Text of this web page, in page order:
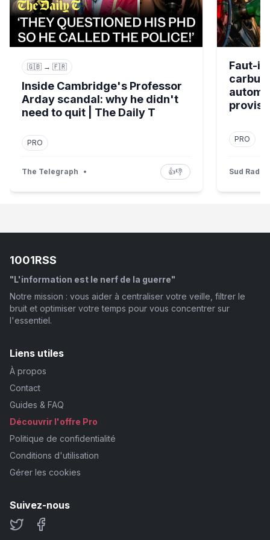
🇬🇧 → 🇫🇷
Inside Cambridge's Professor
Arday scandal: why he didn't
need to quit | The Daily T
PRO
The Telegraph • 👍👎
Faut-il
PRO
Sud Radio
1001RSS
"L'information est le nerf de la guerre"
Notre mission : vous aider à centraliser votre veille, filtrer le
bruit et optimiser votre temps pour vous concentrer sur
l'essentiel.
Liens utiles
À propos
Contact
Guides & FAQ
Découvrir l'offre Pro
Politique de confidentialité
Conditions d'utilisation
Gérer les cookies
Suivez-nous